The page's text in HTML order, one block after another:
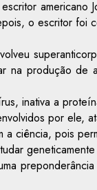
o escritor
produção
inativa a
por ele,
ciência, pois